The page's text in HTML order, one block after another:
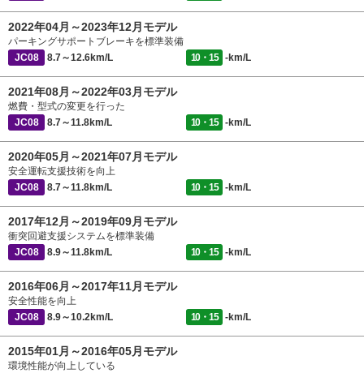
2022年04月～2023年12月モデル
パーキングサポートブレーキを標準装備
JC08
8.7～12.6km/L 10・15 -km/L
2021年08月～2022年03月モデル
燃費・型式の変更を行った
JC08
8.7～11.8km/L 10・15 -km/L
2020年05月～2021年07月モデル
安全運転支援技術を向上
JC08
8.7～11.8km/L 10・15 -km/L
2017年12月～2019年09月モデル
衝突回避支援システムを標準装備
JC08
8.9～11.8km/L 10・15 -km/L
2016年06月～2017年11月モデル
安全性能を向上
JC08
8.9～10.2km/L 10・15 -km/L
2015年01月～2016年05月モデル
環境性能が向上している